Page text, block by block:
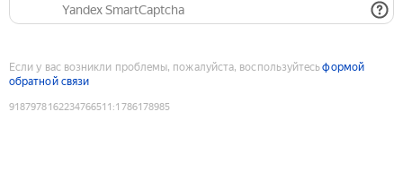
Yandex SmartCaptcha
Если у вас возникли проблемы, пожалуйста, воспользуйтесьформой
обратной связи
9187978162234766511 :1786178985